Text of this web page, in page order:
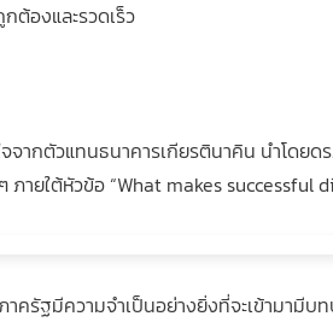
ต้องและรวดเร็ว
ากตัวแทนธนาคารเกียรตินาคิน นำโดย
ายใต้หัวข้อ “What makes successful
ครัฐมีความจำเป็นอย่างยิ่งที่จะเข้ามามีบ